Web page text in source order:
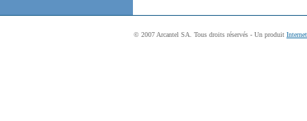
© 2007 Arcantel SA. Tous droits réservés - Un produit